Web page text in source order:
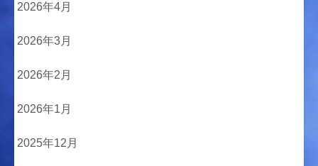
2026年4月
2026年3月
2026年2月
2026年1月
2025年12月